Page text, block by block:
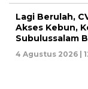
Lagi Berulah,
Akses Kebun,
Subulussalam
4 Agustus 2026 |